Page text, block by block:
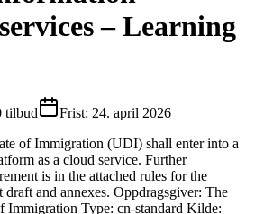
– Learning
tilbud Frist: 24. april 2026
of Immigration (UDI) shall enter into a
as a cloud service. Further
is in the attached rules for the
draft and annexes. Oppdragsgiver: The
Immigration Type: cn-standard Kilde: